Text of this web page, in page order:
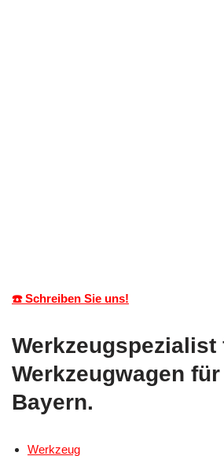
☎️ Schreiben Sie uns!
Werkzeugspezialist
Werkzeugwagen
Bayern.
Werkzeug